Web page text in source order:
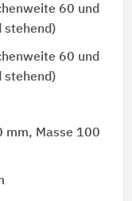
60 und
stehend)
60 und
stehend)
mm, Masse 100